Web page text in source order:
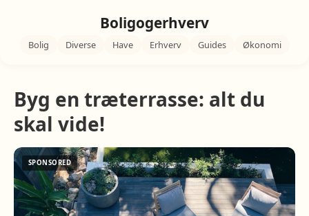
Boligogerhverv
Bolig Diverse Have Erhverv Guides Økonomi
Byg en træterrasse: alt du
skal vide!